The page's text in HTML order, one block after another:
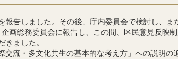
告しました。その後、庁内委員会で検討し、ま
画総務委員会に報告し、この間、区民意見反映
ました。
流・多文化共生の基本的な考え方」への説明の